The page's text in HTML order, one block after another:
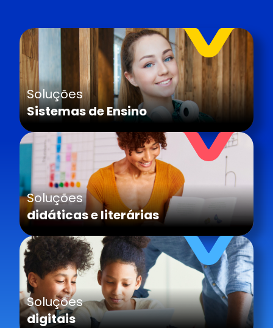
Soluções
Sistemas de Ensino
Soluções
didáticas e literárias
Soluções
digitais